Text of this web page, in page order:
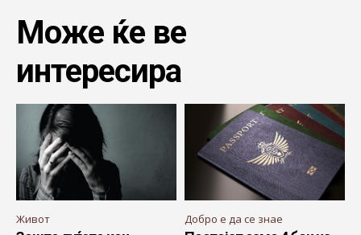
Може ќе ве
интересира
Живот Добро е да се знае